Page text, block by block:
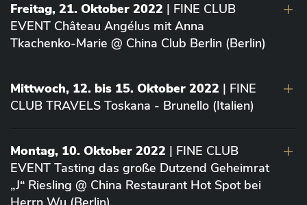
Freitag, 21. Oktober 2022 | FINE CLUB
EVENT Château Angélus mit Anna
Tkachenko-Marie @ China Club Berlin (Berlin)
Mittwoch, 12. bis 15. Oktober 2022 | FINE
CLUB TRAVELS Toskana - Brunello (Italien)
Montag, 10. Oktober 2022 | FINE CLUB
EVENT Tasting das große Dutzend Geheimrat
„J“ Riesling @ China Restaurant Hot Spot bei